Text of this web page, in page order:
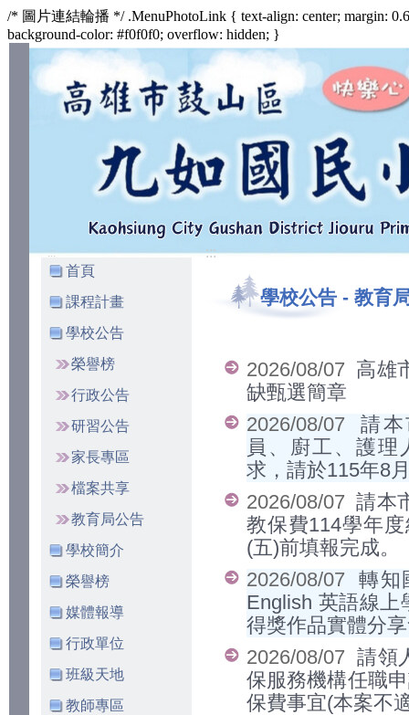
/* 圖片連結輪播 */ .MenuPhotoLink { text-align: center; margin:
background-color: #f0f0f0; overflow: hidden; }
:::
首頁
課程計畫
學校公告
榮譽榜
行政公告
研習公告
家長專區
檔案共享
教育局公告
學校簡介
榮譽榜
媒體報導
行政單位
班級天地
教師專區
:::
學校公告 - 教育
2026/08/07 高雄
缺甄選簡章
2026/08/07 請
員、廚工、護理
求，請於115年8
2026/08/07請本
教保費114學年
(五)前填報完成。
2026/08/07轉知
English 英語線上
得獎作品實體分
2026/08/07請領
保服務機構任職
保費事宜(本案不